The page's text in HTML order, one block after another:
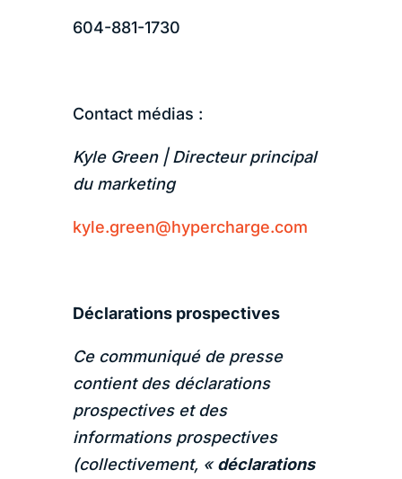
604-881-1730
Contact médias :
Kyle Green | Directeur principal
du marketing
kyle.green@hypercharge.com
Déclarations prospectives
Ce communiqué de presse
contient des déclarations
prospectives et des
informations prospectives
(collectivement, «déclarations